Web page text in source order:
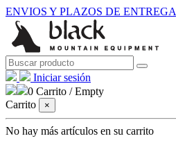
ENVIOS Y PLAZOS DE ENTREGA
Iniciar sesión
0 Carrito /Empty
Carrito
×
No hay más artículos en su carrito